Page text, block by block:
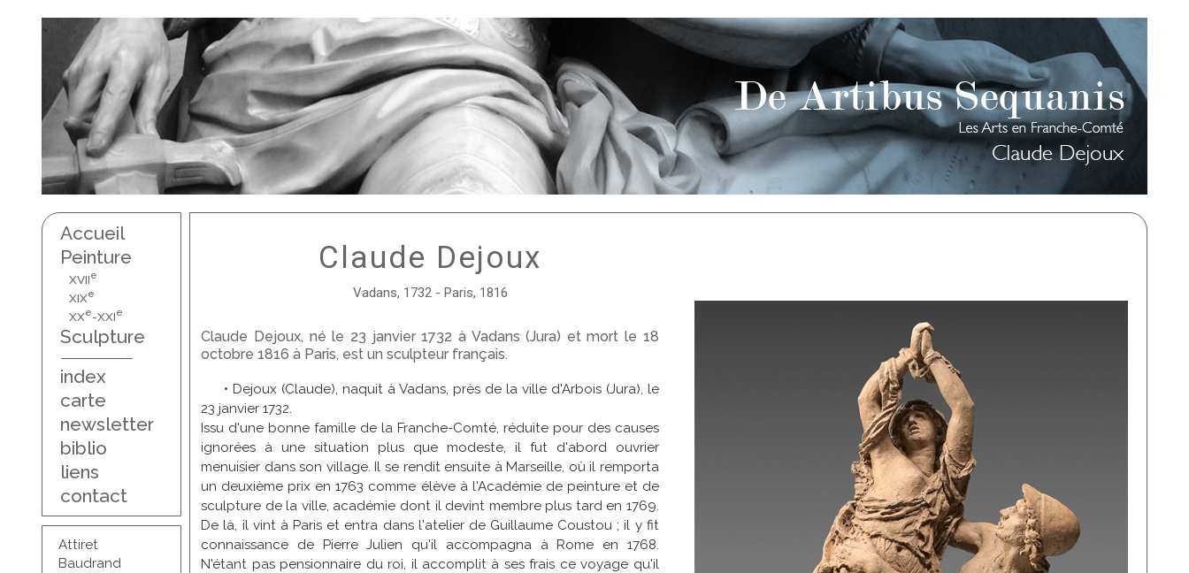
Accueil
Peinture
XVIIe
XIXe
XXe-XXIe
Sculpture
index
carte
newsletter
biblio
liens
contact
Attiret
Baudrand
Claude Dejoux
Vadans, 1732 - Paris, 1816
Claude Dejoux, né le 23 janvier 1732 à Vadans (Jura) et mort le 18
octobre 1816 à Paris, est un sculpteur français.
• Dejoux (Claude), naquit à Vadans, près de la ville d'Arbois (Jura), le
23 janvier 1732.
Issu d'une bonne famille de la Franche-Comté, réduite pour des causes
ignorées à une situation plus que modeste, il fut d'abord ouvrier
menuisier dans son village. Il se rendit ensuite à Marseille, où il remporta
un deuxième prix en 1763 comme élève à l'Académie de peinture et de
sculpture de la ville, académie dont il devint membre plus tard en 1769.
De là, il vint à Paris et entra dans l'atelier de Guillaume Coustou ; il y fit
connaissance de Pierre Julien qu'il accompagna à Rome en 1768.
N'étant pas pensionnaire du roi, il accomplit à ses frais ce voyage qu'il